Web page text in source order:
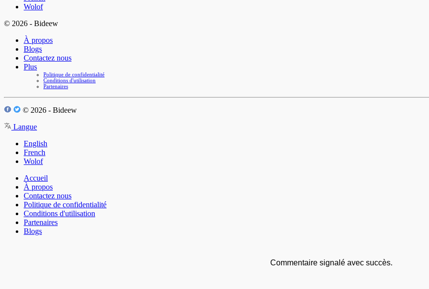
Wolof
© 2026 - Bideew
À propos
Blogs
Contactez nous
Plus
Politique de confidentialité
Conditions d'utilisation
Partenaires
© 2026 - Bideew
Langue
English
French
Wolof
Accueil
À propos
Contactez nous
Politique de confidentialité
Conditions d'utilisation
Partenaires
Blogs
Commentaire signalé avec succès.